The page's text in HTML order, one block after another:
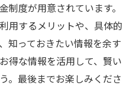
制度が用意されています。
用するメリットや、具体的
知っておきたい情報を余す
得な情報を活用して、賢い
。最後までお楽しみくださ